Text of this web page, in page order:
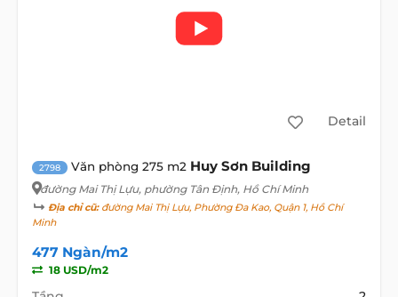
Detail
2798 Văn phòng 275 m2 Huy Sơn Building
đường Mai Thị Lựu, phường Tân Định, Hồ Chí Minh
Địa chỉ cũ:đường Mai Thị Lựu, Phường Đa Kao, Quận 1, Hồ Chí
Minh
477 Ngàn/m2
18 USD/m2